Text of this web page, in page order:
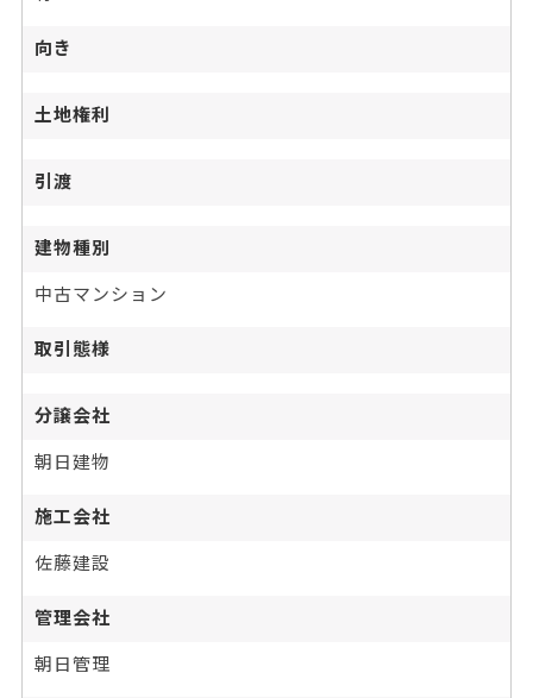
向き
土地権利
引渡
建物種別
中古マンション
取引態様
分譲会社
朝日建物
施工会社
佐藤建設
管理会社
朝日管理